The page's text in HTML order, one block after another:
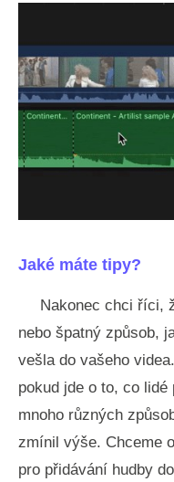
Jaké máte tipy?
Nakonec chci říci,
nebo špatný způsob,
vešla do vašeho
pokud jde o to, co
mnoho různých
zmínil výše. Chceme
pro přidávání hudby